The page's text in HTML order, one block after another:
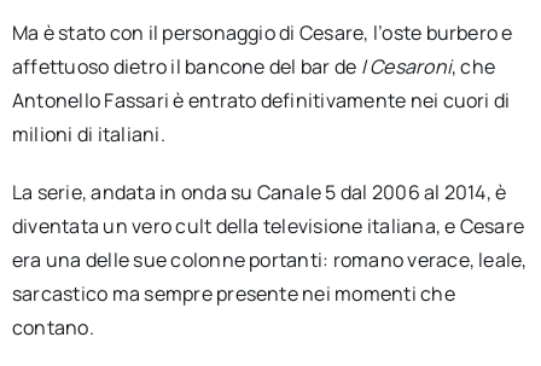
Ma è stato con il personaggio di Cesare, l’oste burbero e
affettuoso dietro il bancone del bar de I Cesaroni, che
Antonello Fassari è entrato definitivamente nei cuori di
milioni di italiani.
La serie, andata in onda su Canale 5 dal 2006 al 2014, è
diventata un vero cult della televisione italiana, e Cesare
era una delle sue colonne portanti: romano verace, leale,
sarcastico ma sempre presente nei momenti che
contano.